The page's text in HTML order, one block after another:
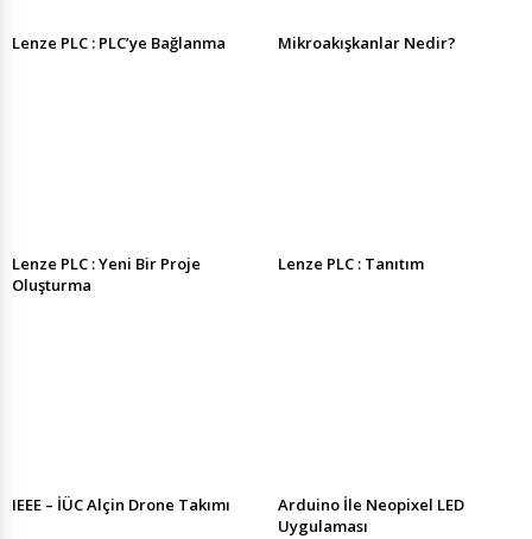
Lenze PLC : PLC’ye Bağlanma Mikroakışkanlar Nedir?
Lenze PLC : Yeni Bir Proje
Oluşturma
Lenze PLC : Tanıtım
IEEE – İÜC Alçin Drone Takımı
Arduino İle Neopixel LED
Uygulaması